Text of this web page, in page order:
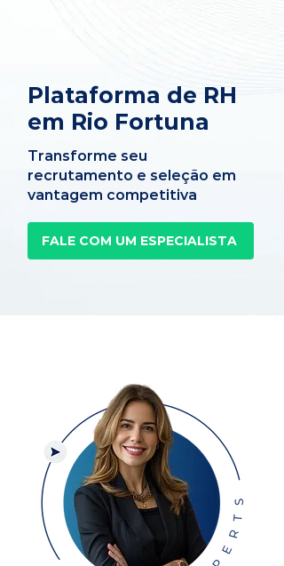
Plataforma de RH
em Rio Fortuna
Transforme seu
recrutamento e seleção em
vantagem competitiva
FALE COM UM ESPECIALISTA